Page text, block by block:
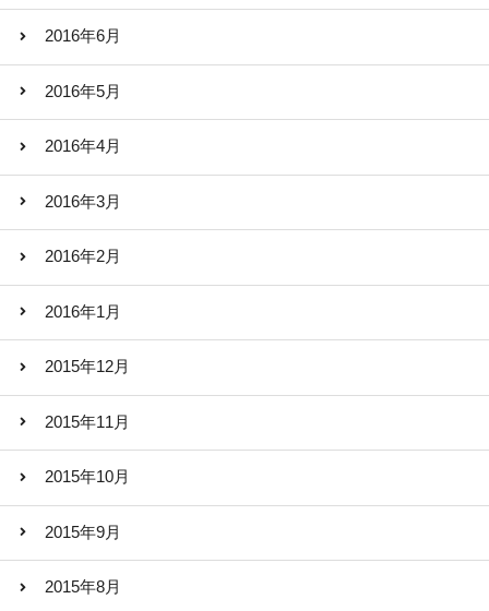
2016年6月
2016年5月
2016年4月
2016年3月
2016年2月
2016年1月
2015年12月
2015年11月
2015年10月
2015年9月
2015年8月